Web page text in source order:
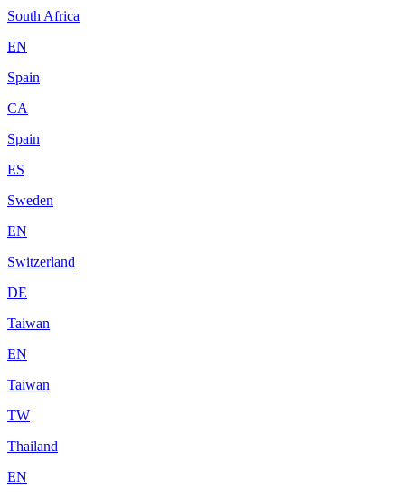
South Africa
EN
Spain
CA
Spain
ES
Sweden
EN
Switzerland
DE
Taiwan
EN
Taiwan
TW
Thailand
EN